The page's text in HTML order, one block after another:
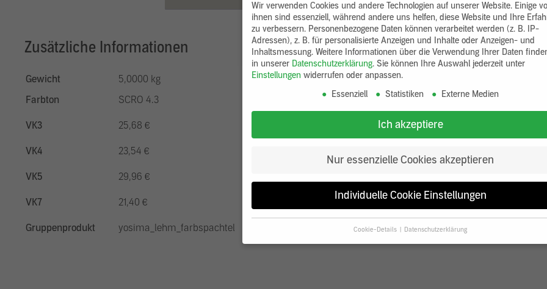
Zusätzliche Informationen
Gewicht
5,0000 kg
Farbton
SCRO 4.3
VK3 25,68 €
VK4 23,54 €
VK5 29,96 €
VK7 21,40 €
Gruppenprodukt yosima_lehm_farbspachtel
Wir verwenden Cookies und andere Technologien auf unserer Website. Einige
ihnen sind essenziell, während andere uns helfen, diese Website und Ihre
zu verbessern. Personenbezogene Daten können verarbeitet werden (z. B. IP-
Adressen), z. B. für personalisierte Anzeigen und Inhalte oder Anzeigen- und
Inhaltsmessung. Weitere Informationen über die Verwendung Ihrer Daten
in unserer Datenschutzerklärung. Sie können Ihre Auswahl jederzeit unter
Einstellungen widerrufen oder anpassen.
Essenziell
Statistiken Externe Medien
Ich akzeptiere
Nur essenzielle Cookies akzeptieren
Individuelle Cookie Einstellungen
Cookie-Details Datenschutzerklärung
Datenschutzeinstellungen